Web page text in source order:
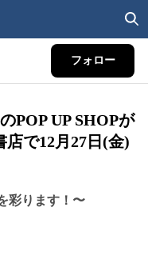
フォロー
POP UP SHOPが
店で12月27日(金)
彩ります！〜